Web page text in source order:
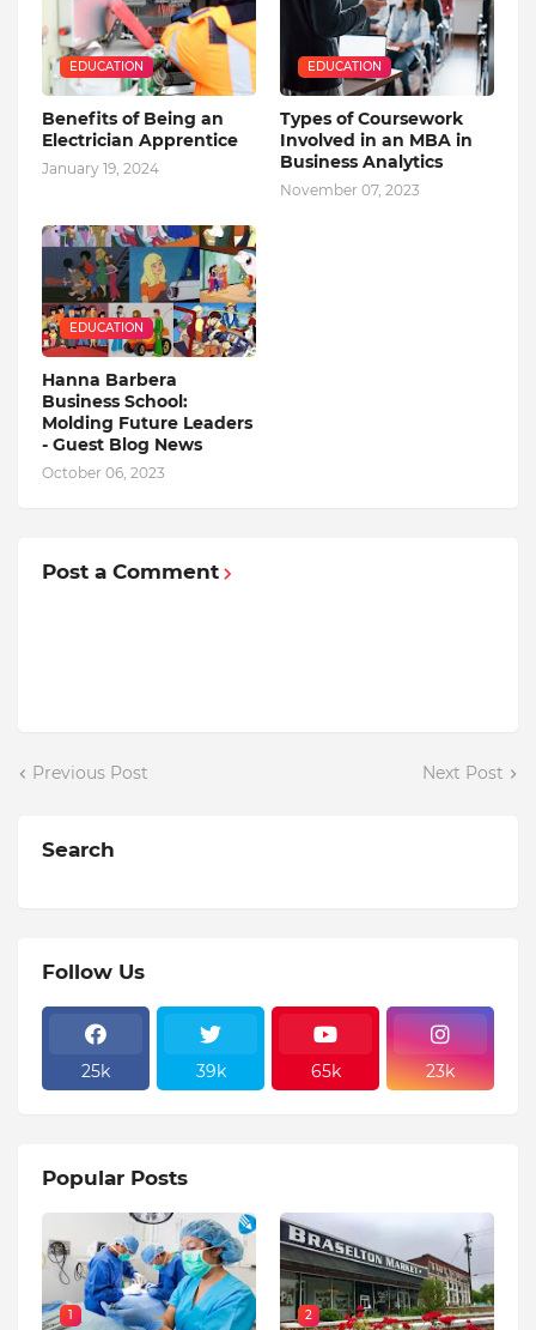
EDUCATION
Benefits of Being an
Electrician Apprentice
January 19, 2024
EDUCATION
Types of Coursework
Involved in an MBA in
Business Analytics
November 07, 2023
EDUCATION
Hanna Barbera
Business School:
Molding Future Leaders
- Guest Blog News
October 06, 2023
Post a Comment
Previous Post Next Post
Search
Follow Us
25k 39k 65k 23k
Popular Posts
1 2